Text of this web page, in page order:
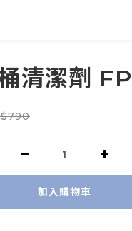
清潔劑
加入購物車